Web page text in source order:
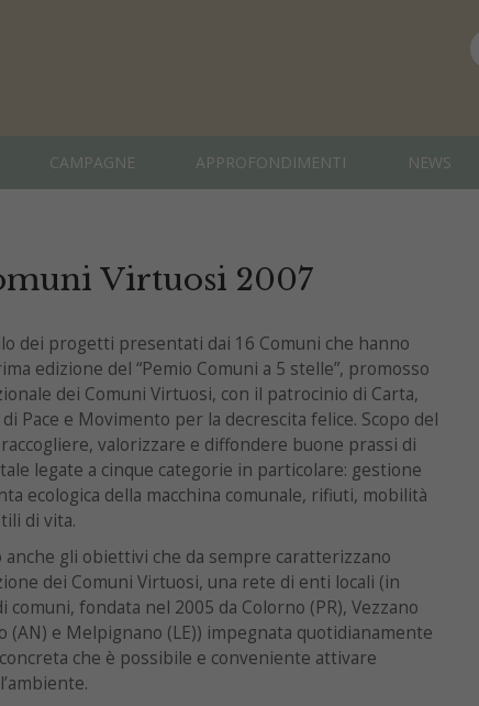
CAMPAGNE APPROFONDIMENTI NEWS
Virtuosi 2007
dei progetti presentati dai 16 Comuni che hanno
edizione del “Pemio Comuni a 5 stelle”, promosso
dei Comuni Virtuosi, con il patrocinio di Carta,
Pace e Movimento per la decrescita felice. Scopo del
valorizzare e diffondere buone prassi di
legate a cinque categorie in particolare: gestione
ecologica della macchina comunale, rifiuti, mobilità
di vita.
gli obiettivi che da sempre caratterizzano
dei Comuni Virtuosi, una rete di enti locali (in
comuni, fondata nel 2005 da Colorno (PR), Vezzano
(AN) e Melpignano (LE)) impegnata quotidianamente
che è possibile e conveniente attivare